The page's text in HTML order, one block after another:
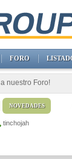
tinchojah
FORO
nuestro Foro!
NOVEDADES